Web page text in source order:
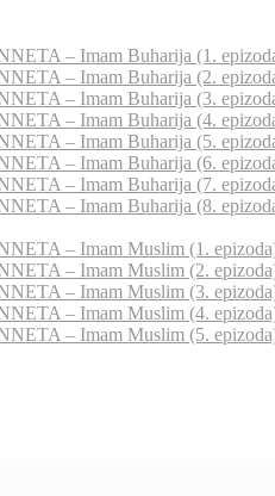
– Imam Buharija (1.
– Imam Buharija (2.
– Imam Buharija (3.
– Imam Buharija (4.
– Imam Buharija (5.
– Imam Buharija (6.
– Imam Buharija (7.
– Imam Buharija (8.
– Imam Muslim (1.
– Imam Muslim (2.
– Imam Muslim (3.
– Imam Muslim (4.
– Imam Muslim (5.